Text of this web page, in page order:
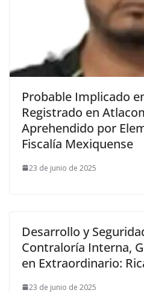
Probable Implicado
Registrado en
Aprehendido por
Fiscalía Mexiquense
23 de junio de 2025
Desarrollo y
Contraloría Interna,
en Extraordinario:
23 de junio de 2025